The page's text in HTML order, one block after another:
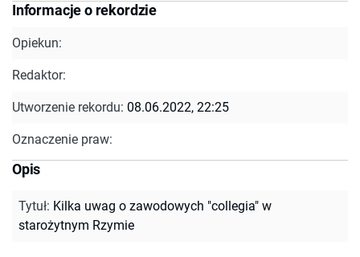
Informacje o rekordzie
Opiekun:
Redaktor:
Utworzenie rekordu: 08.06.2022, 22:25
Oznaczenie praw:
Opis
Tytuł: Kilka uwag o zawodowych "collegia" w
starożytnym Rzymie